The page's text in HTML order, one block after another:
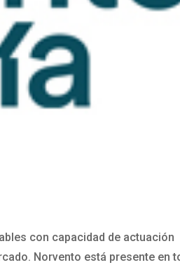
con capacidad de actuación
Norvento está presente en